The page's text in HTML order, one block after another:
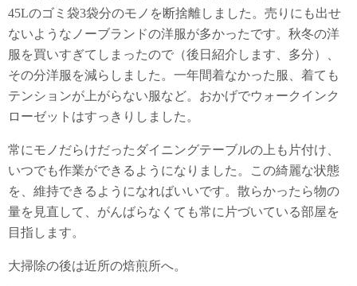
45Lのゴミ袋3袋分のモノを断捨離しました。売りにも出せ
ないようなノーブランドの洋服が多かったです。秋冬の洋
服を買いすぎてしまったので（後日紹介します、多分）、
その分洋服を減らしました。一年間着なかった服、着ても
テンションが上がらない服など。おかげでウォークインク
ローゼットはすっきりしました。
常にモノだらけだったダイニングテーブルの上も片付け、
いつでも作業ができるようになりました。この綺麗な状態
を、維持できるようになればいいです。散らかったら物の
量を見直して、がんばらなくても常に片づいている部屋を
目指します。
大掃除の後は近所の焙煎所へ。